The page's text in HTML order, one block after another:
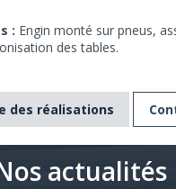
: Engin monté sur pneus,
des tables.
des réalisations
actualités